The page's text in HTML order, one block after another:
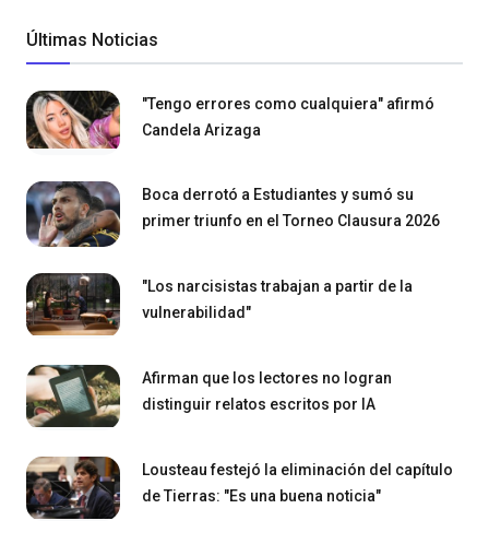
Últimas Noticias
"Tengo errores como cualquiera" afirmó
Candela Arizaga
Boca derrotó a Estudiantes y sumó su
primer triunfo en el Torneo Clausura 2026
"Los narcisistas trabajan a partir de la
vulnerabilidad"
Afirman que los lectores no logran
distinguir relatos escritos por IA
Lousteau festejó la eliminación del capítulo
de Tierras: "Es una buena noticia"